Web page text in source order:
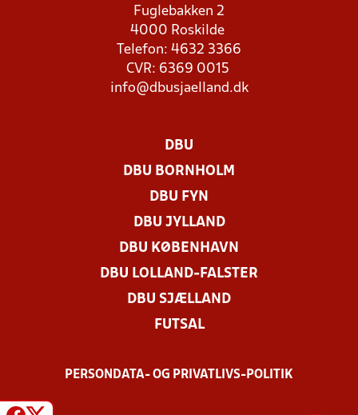
Fuglebakken 2
4000 Roskilde
Telefon: 4632 3366
CVR: 6369 0015
info@dbusjaelland.dk
DBU
DBU BORNHOLM
DBU FYN
DBU JYLLAND
DBU KØBENHAVN
DBU LOLLAND-FALSTER
DBU SJÆLLAND
FUTSAL
PERSONDATA- OG PRIVATLIVS-POLITIK